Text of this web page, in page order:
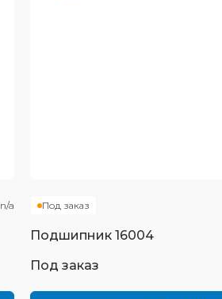
n/a Под заказ
Подшипник16004
Под заказ